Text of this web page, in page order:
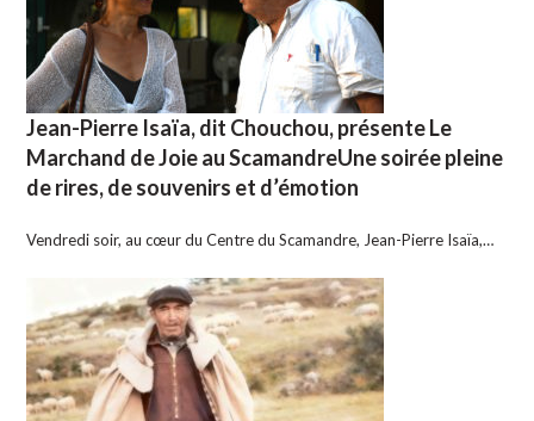
Jean-Pierre Isaïa, dit Chouchou, présente Le
Marchand de Joie au ScamandreUne soirée pleine
de rires, de souvenirs et d’émotion
Vendredi soir, au cœur du Centre du Scamandre, Jean-Pierre Isaïa,…